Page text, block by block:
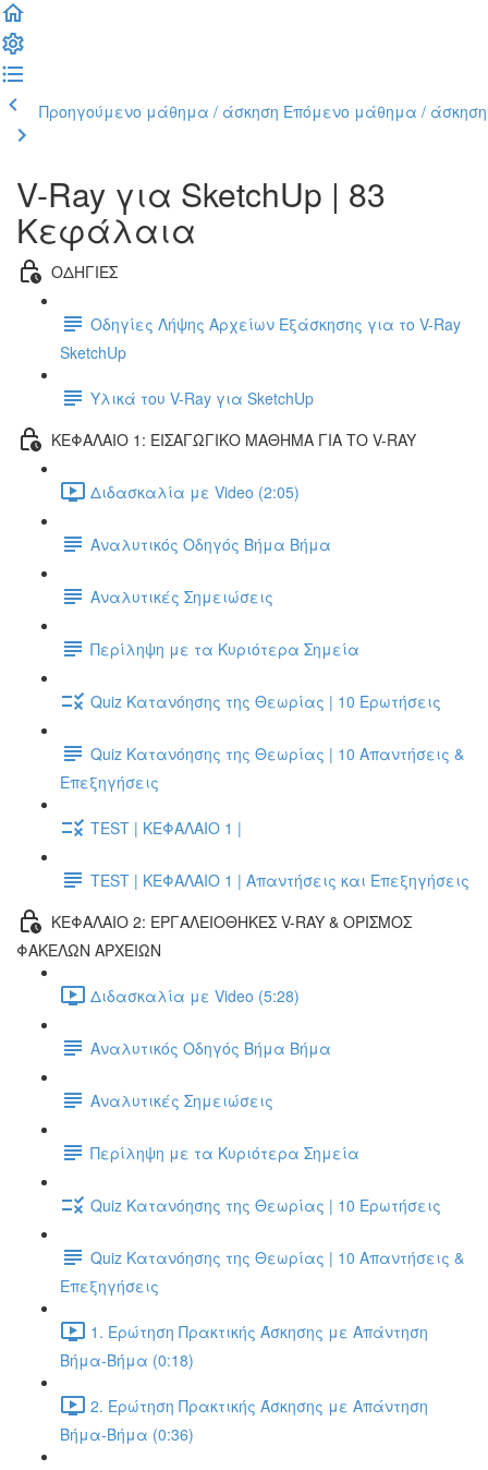
Προηγούμενο μάθημα / άσκηση Επόμενο μάθημα / άσκηση
V-Ray για SketchUp | 83
Κεφάλαια
ΟΔΗΓΙΕΣ
Οδηγίες Λήψης Αρχείων Εξάσκησης για το V-Ray
SketchUp
Υλικά του V-Ray για SketchUp
ΚΕΦΑΛΑΙΟ 1: ΕΙΣΑΓΩΓΙΚΟ ΜΑΘΗΜΑ ΓΙΑ ΤΟ V-RAY
Διδασκαλία με Video (2:05)
Αναλυτικός Οδηγός Βήμα Βήμα
Αναλυτικές Σημειώσεις
Περίληψη με τα Κυριότερα Σημεία
Quiz Κατανόησης της Θεωρίας | 10 Ερωτήσεις
Quiz Κατανόησης της Θεωρίας | 10 Απαντήσεις &
Επεξηγήσεις
TEST | ΚΕΦΑΛΑΙΟ 1 |
TEST | ΚΕΦΑΛΑΙΟ 1 | Απαντήσεις και Επεξηγήσεις
ΚΕΦΑΛΑΙΟ 2: ΕΡΓΑΛΕΙΟΘΗΚΕΣ V-RAY & ΟΡΙΣΜΟΣ
ΦΑΚΕΛΩΝ ΑΡΧΕΙΩΝ
Διδασκαλία με Video (5:28)
Αναλυτικός Οδηγός Βήμα Βήμα
Αναλυτικές Σημειώσεις
Περίληψη με τα Κυριότερα Σημεία
Quiz Κατανόησης της Θεωρίας | 10 Ερωτήσεις
Quiz Κατανόησης της Θεωρίας | 10 Απαντήσεις &
Επεξηγήσεις
1. Ερώτηση Πρακτικής Άσκησης με Απάντηση
Βήμα-Βήμα (0:18)
2. Ερώτηση Πρακτικής Άσκησης με Απάντηση
Βήμα-Βήμα (0:36)